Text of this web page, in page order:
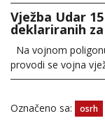
Vježba Udar
deklariranih za
Na vojnom
provodi se vojna
Označeno sa: osrh